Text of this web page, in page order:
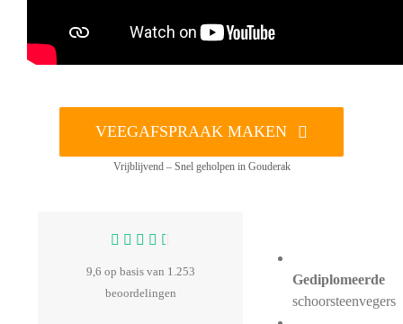
VEEGAFSPRAAK MAKEN
Vrijblijvend – Snel geholpen in Gouderak
9,6 op basis van 1.253
beoordelingen
Gediplomeerde
schoorsteenvegers